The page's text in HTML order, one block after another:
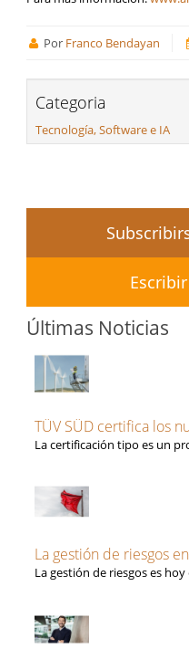
Por Franco Bendayan
Categoria
Tecnología, Software e IA
Últimas Noticias
TÜV SÜD certifica los
La certificación tipo es un
La gestión de riesgos
La gestión de riesgos es